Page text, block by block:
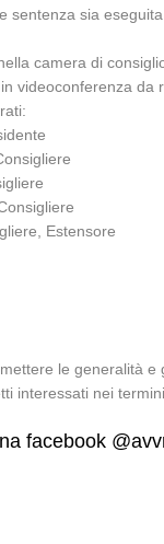
sentenza sia eseguita
camera di
videoconferenza da
Estensore
le generalità e
interessati nei
facebook